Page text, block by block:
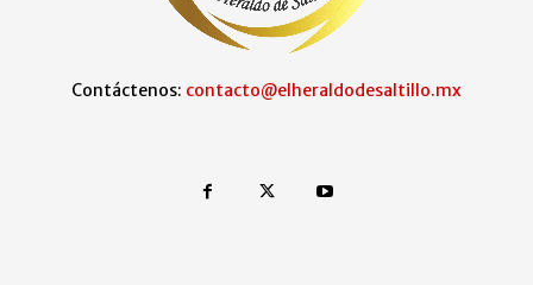
Contáctenos: contacto@elheraldodesaltillo.mx